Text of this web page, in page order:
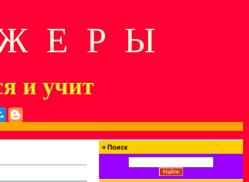
Е Р Ы
и учит
» Поиск